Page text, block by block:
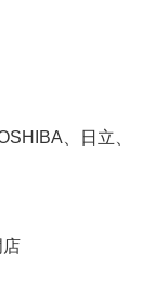
、日立、